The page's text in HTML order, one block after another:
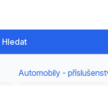
Hledat
Automobily -